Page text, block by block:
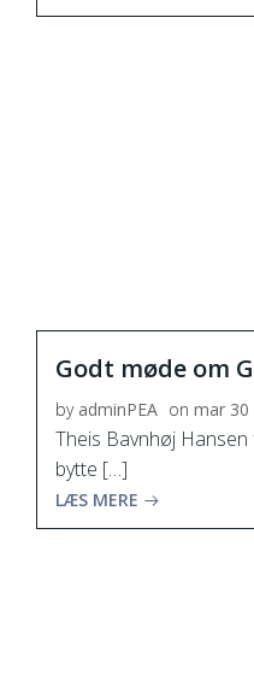
Godt møde om
by adminPEA on mar 30
Theis Bavnhøj
bytte […]
LÆS MERE